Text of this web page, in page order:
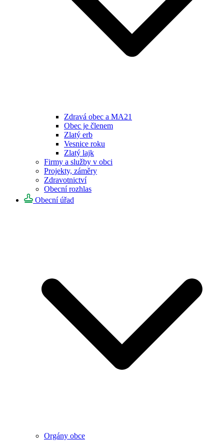
Zdravá obec a MA21
Obec je členem
Zlatý erb
Vesnice roku
Zlatý lajk
Firmy a služby v obci
Projekty, záměry
Zdravotnictví
Obecní rozhlas
Obecní úřad
Orgány obce